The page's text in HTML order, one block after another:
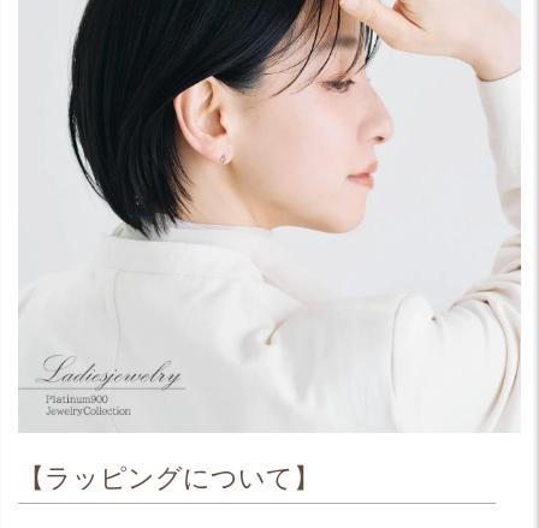
【ラッピングについて】